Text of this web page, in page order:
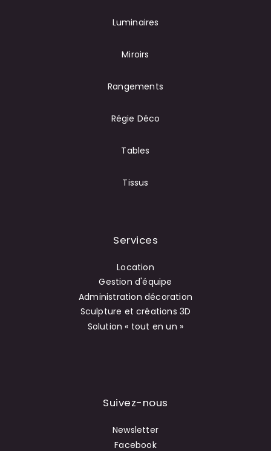
Luminaires
Miroirs
Rangements
Régie Déco
Tables
Tissus
Services
Location
Gestion d'équipe
Administration décoration
Sculpture et créations 3D
Solution « tout en un »
Suivez-nous
Newsletter
Facebook